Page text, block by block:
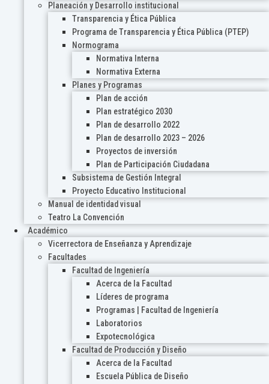
Planeación y Desarrollo institucional
Transparencia y Ética Pública
Programa de Transparencia y Ética Pública (PTEP)
Normograma
Normativa Interna
Normativa Externa
Planes y Programas
Plan de acción
Plan estratégico 2030
Plan de desarrollo 2022
Plan de desarrollo 2023 – 2026
Proyectos de inversión
Plan de Participación Ciudadana
Subsistema de Gestión Integral
Proyecto Educativo Institucional
Manual de identidad visual
Teatro La Convención
Académico
Vicerrectora de Enseñanza y Aprendizaje
Facultades
Facultad de Ingeniería
Acerca de la Facultad
Líderes de programa
Programas | Facultad de Ingeniería
Laboratorios
Expotecnológica
Facultad de Producción y Diseño
Acerca de la Facultad
Escuela Pública de Diseño